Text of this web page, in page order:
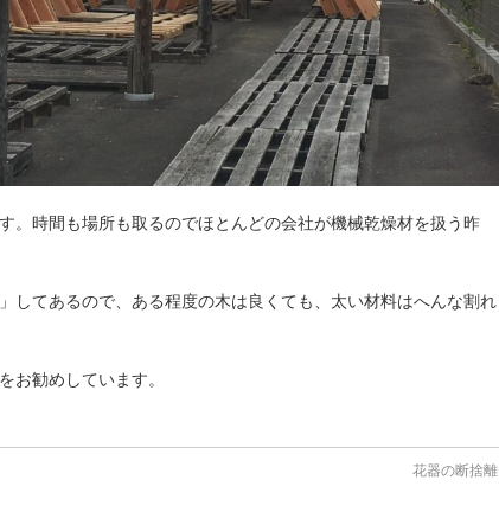
。時間も場所も取るのでほとんどの会社が機械乾燥材を扱う昨
してあるので、ある程度の木は良くても、太い材料はへんな割れ
お勧めしています。
花器の断捨離